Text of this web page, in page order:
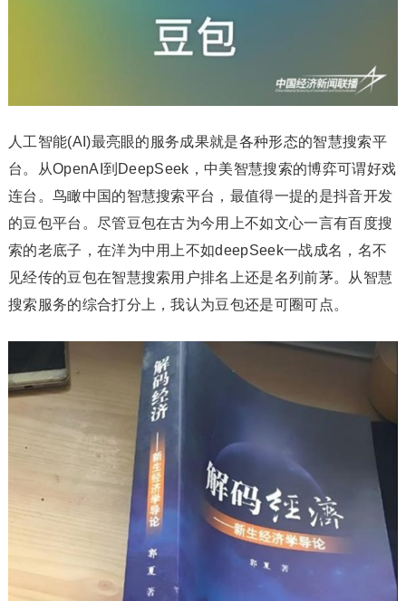
人工智能(AI)最亮眼的服务成果就是各种形态的智慧搜索平
台。从OpenAI到DeepSeek，中美智慧搜索的博弈可谓好戏
连台。鸟瞰中国的智慧搜索平台，最值得一提的是抖音开发
的豆包平台。尽管豆包在古为今用上不如文心一言有百度搜
索的老底子，在洋为中用上不如deepSeek一战成名，名不
见经传的豆包在智慧搜索用户排名上还是名列前茅。从智慧
搜索服务的综合打分上，我认为豆包还是可圈可点。